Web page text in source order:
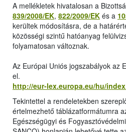
A mellékletek hivatalosan a
839/2008/EK, 822/2009/EK és a
kerültek módosításra, de a
közösségi szintű hatóanyag
folyamatosan változnak.
Az Európai Uniós jogszabályok az
el.
http://eur-lex.europa.eu/hu/
Tekintettel a rendeletekben
értelmezhető táblázatformátumra
Egészségügyi és